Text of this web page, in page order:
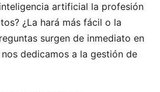
artificial la profesión
¿La hará más fácil o la
surgen de inmediato en
dedicamos a la gestión de